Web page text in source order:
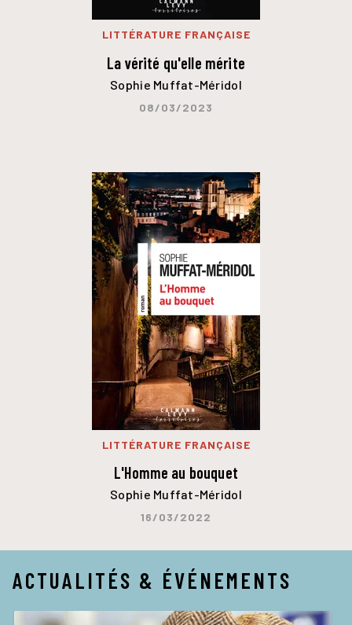
LITTÉRATURE FRANÇAISE
La vérité qu'elle mérite
Sophie Muffat-Méridol
08/03/2023
LITTÉRATURE FRANÇAISE
L'Homme au bouquet
Sophie Muffat-Méridol
16/03/2022
ACTUALITÉS & ÉVÉNEMENTS